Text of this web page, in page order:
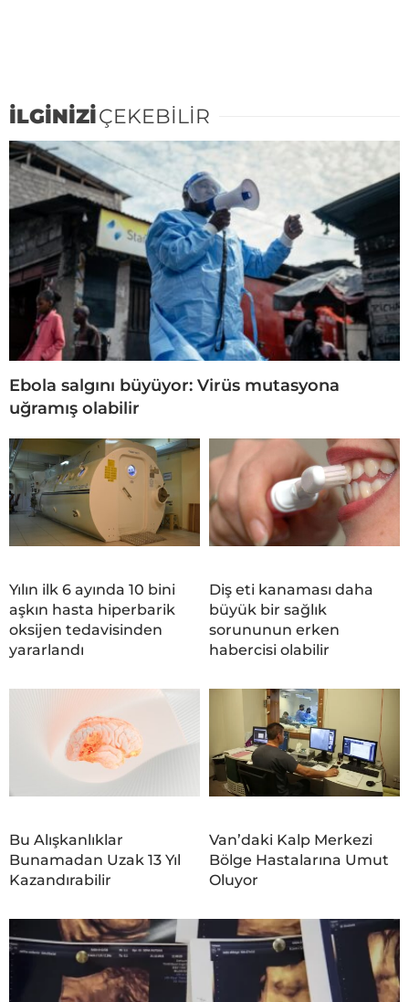
İLGİNİZİÇEKEBİLİR
Ebola salgını büyüyor: Virüs mutasyona
uğramış olabilir
Yılın ilk 6 ayında 10 bini
aşkın hasta hiperbarik
oksijen tedavisinden
yararlandı
Diş eti kanaması daha
büyük bir sağlık
sorununun erken
habercisi olabilir
Bu Alışkanlıklar
Bunamadan Uzak 13 Yıl
Kazandırabilir
Van’daki Kalp Merkezi
Bölge Hastalarına Umut
Oluyor